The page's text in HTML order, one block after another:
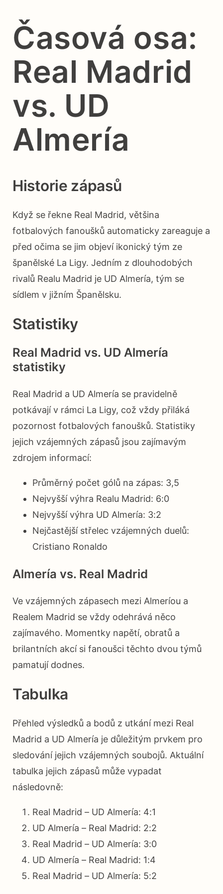
Časová osa:
Real Madrid
vs. UD
Almería
Historie zápasů
Když se řekne Real Madrid, většina
fotbalových fanoušků automaticky zareaguje a
před očima se jim objeví ikonický tým ze
španělské La Ligy. Jedním z dlouhodobých
rivalů Realu Madrid je UD Almería, tým se
sídlem v jižním Španělsku.
Statistiky
Real Madrid vs. UD Almería
statistiky
Real Madrid a UD Almería se pravidelně
potkávají v rámci La Ligy, což vždy přiláká
pozornost fotbalových fanoušků. Statistiky
jejich vzájemných zápasů jsou zajímavým
zdrojem informací:
Průměrný počet gólů na zápas: 3,5
Nejvyšší výhra Realu Madrid: 6:0
Nejvyšší výhra UD Almería: 3:2
Nejčastější střelec vzájemných duelů:
Cristiano Ronaldo
Almería vs. Real Madrid
Ve vzájemných zápasech mezi Almeríou a
Realem Madrid se vždy odehrává něco
zajímavého. Momentky napětí, obratů a
brilantních akcí si fanoušci těchto dvou týmů
pamatují dodnes.
Tabulka
Přehled výsledků a bodů z utkání mezi Real
Madrid a UD Almería je důležitým prvkem pro
sledování jejich vzájemných soubojů. Aktuální
tabulka jejich zápasů může vypadat
následovně:
Real Madrid – UD Almería: 4:1
UD Almería – Real Madrid: 2:2
Real Madrid – UD Almería: 3:0
UD Almería – Real Madrid: 1:4
Real Madrid – UD Almería: 5:2